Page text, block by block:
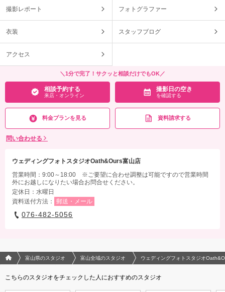
撮影レポート フォトグラファー
衣装 スタッフブログ
アクセス
＼1分で完了！サクッと相談だけでもOK／
相談予約する
来店・オンライン
撮影日の空き
を確認する
料金プランを見る 資料請求する
問い合わせる
ウェディングフォトスタジオOath&Ours富山店
営業時間：9:00～18:00 ※ご要望に合わせ調整は可能ですので営業時間
外にお越しになりたい場合お問合せください。
定休日：水曜日
資料送付方法：
郵送・メール
076-482-5056
フォトウエディング/結婚写真のPhotorait ホーム
富山県のスタジオ 富山全域のスタジオ ウェディングフォトスタジオ
こちらのスタジオをチェックした人におすすめのスタジオ